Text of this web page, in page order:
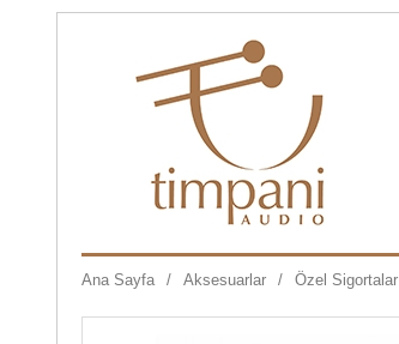
Ana Sayfa Aksesuarlar Özel Sigortalar